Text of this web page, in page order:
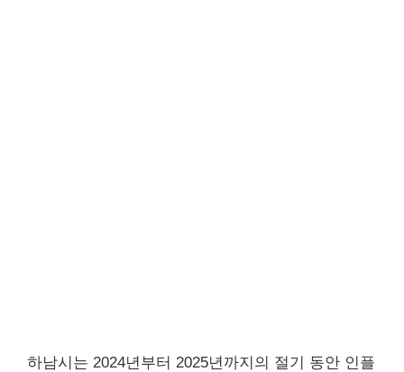
하남시는 2024년부터 2025년까지의 절기 동안 인플